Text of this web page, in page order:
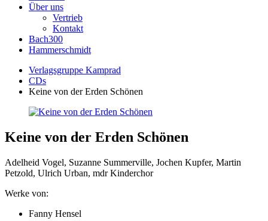
Über uns
Vertrieb
Kontakt
Bach300
Hammerschmidt
Verlagsgruppe Kamprad
CDs
Keine von der Erden Schönen
Keine von der Erden Schönen
Adelheid Vogel, Suzanne Summerville, Jochen Kupfer, Martin
Petzold, Ulrich Urban, mdr Kinderchor
Werke von:
Fanny Hensel